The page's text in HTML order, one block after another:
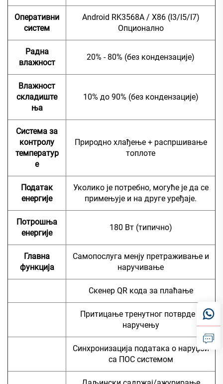
Оперативни
систем
Android RK3568A / X86 (I3/I5/I7)
Опционално
Радна
влажност
20% - 80% (без кондензације)
Влажност
складиште
ња
10% до 90% (без кондензације)
Система за
контролу
температур
е
Природно хлађење + распршивање
топлоте
Податак
енергије
Уколико је потребно, могуће је да се
примењује и на друге уређаје.
Потрошња
енергије
180 Вт (типично)
Главна
функција
Самопослуга менју претраживање и
наручивање
Скенер QR кода за плаћање
Притицање тренутног потврде о
наручењу
Синхронизација података о наруџби
са ПОС системом